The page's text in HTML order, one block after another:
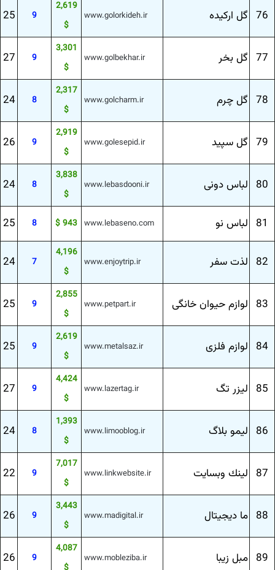
76 گل اركیده www.golorkideh.ir
2,619
$
9
25
77 گل بخر www.golbekhar.ir
3,301
$
9
27
78 گل چرم www.golcharm.ir
2,317
$
8
24
79 گل سپید www.golesepid.ir
2,919
$
9
26
80 لباس دونی www.lebasdooni.ir
3,838
$
8
24
81 لباس نو www.lebaseno.com
943 $
8
25
82 لذت سفر www.enjoytrip.ir
4,196
$
7
24
83 لوازم حیوان خانگی www.petpart.ir
2,855
$
9
25
84 لوازم فلزی www.metalsaz.ir
2,619
$
9
25
85 لیزر تگ www.lazertag.ir
4,424
$
9
27
86 لیمو بلاگ www.limooblog.ir
1,393
$
8
24
87 لینك وبسایت www.linkwebsite.ir
7,017
$
9
22
88 ما دیجیتال www.madigital.ir
3,443
$
9
26
89 مبل زیبا www.mobleziba.ir
4,087
9
26